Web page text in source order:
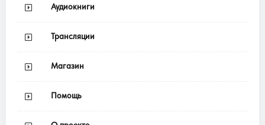
Аудиокниги
Трансляции
Магазин
Помощь